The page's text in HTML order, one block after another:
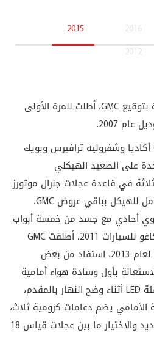
2016
2015
2012
أول سيارة كروسوفر ممهورة بتوقيع GMC، أطلت للمرة الأولى
ويمكن القول إن عروض GMC أكاديا وشفروليه ترافيرس وبويك
على الصعيد الهيكلي
في قاعدة عجلات جنرال موتورز
لامبادا. وخلافاً للشاسيه الحامل للهيكل بباقي عروض GMC،
أحادي مع جسد من خمسة أبواب.
ومن خلال نافذة معرض شيكاغو للسيارات 2011، أطلقت GMC
جيلاً محسّناً بعمق من أكاديا لعام 2013، استفاد من بعض
بأول وسادة هواء أمامية
بالمنتصف، فضلاً عن أضواء فئة LED أثناء وضح النهار بالمقدم،
يضم دعامات كرومية ثلاث،
ناهيك عن الجانح الخلفي الجديد والاختيار ما بين عجلات قياس 18